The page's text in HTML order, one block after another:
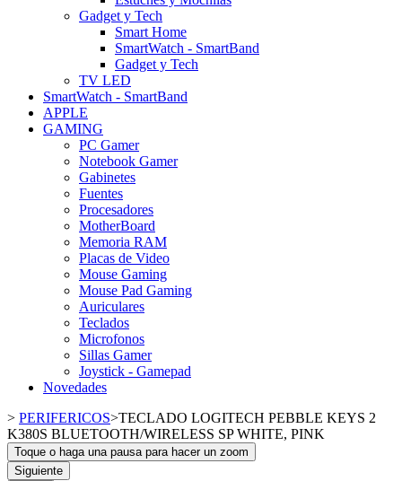
Gadget y Tech
Smart Home
SmartWatch - SmartBand
Gadget y Tech
TV LED
SmartWatch - SmartBand
APPLE
GAMING
PC Gamer
Notebook Gamer
Gabinetes
Fuentes
Procesadores
MotherBoard
Memoria RAM
Placas de Video
Mouse Gaming
Mouse Pad Gaming
Auriculares
Teclados
Microfonos
Sillas Gamer
Joystick - Gamepad
Novedades
> PERIFERICOS>TECLADO LOGITECH PEBBLE KEYS 2
K380S BLUETOOTH/WIRELESS SP WHITE, PINK
Toque o haga una pausa para hacer un zoom
Siguiente